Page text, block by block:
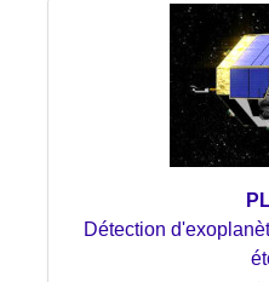
Détection